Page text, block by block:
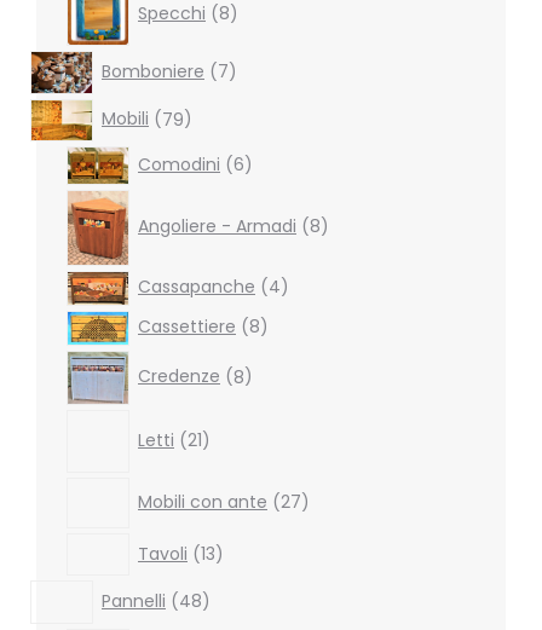
Specchi 8products
Bomboniere 77
products
Mobili
7979
products
Comodini 66
Angoliere - Armadi
8products
Cassapanche 44
Cassettiere
88
Credenze
8
8
products
Letti 21products
Mobili con ante 27
27
products
Tavoli 1313
products
Pannelli
4848
products